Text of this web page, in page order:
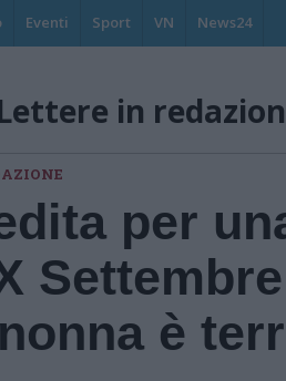
Eventi Sport VN News24
in
per
è